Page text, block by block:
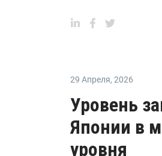
29 Апреля, 2026
Уровень
Японии в
уровня